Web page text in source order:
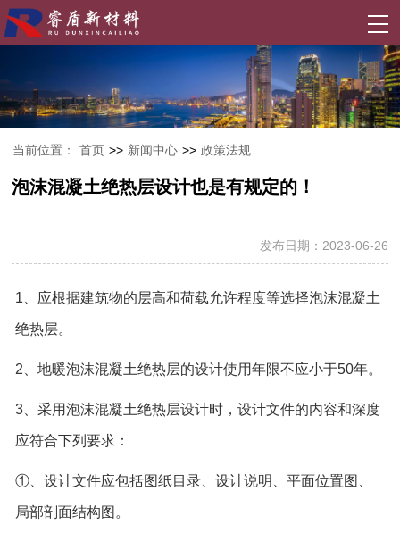
当前位置： 首页 >> 新闻中心 >> 政策法规
泡沫混凝土绝热层设计也是有规定的！
发布日期：2023-06-26
1、应根据建筑物的层高和荷载允许程度等选择泡沫混凝土
绝热层。
2、地暖泡沫混凝土绝热层的设计使用年限不应小于50年。
3、采用泡沫混凝土绝热层设计时，设计文件的内容和深度
应符合下列要求：
①、设计文件应包括图纸目录、设计说明、平面位置图、
局部剖面结构图。